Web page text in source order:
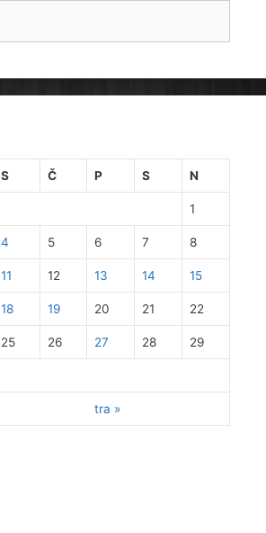
S Č P S N
tra »
1
4 5 6 7 8
11 12 13 14 15
18 19 20 21 22
25 26 27 28 29